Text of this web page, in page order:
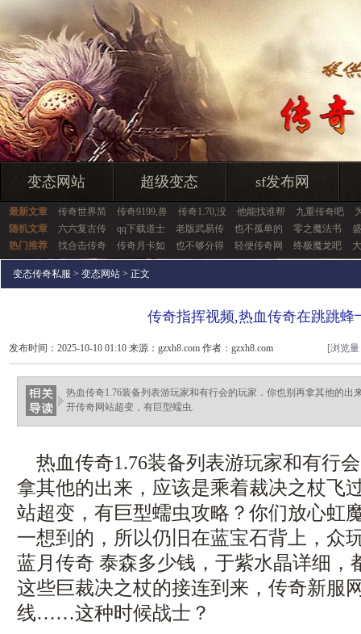
变态网站 超级变态 sf发布网
最新文章 传奇世界简 传奇9199,兽 传奇1.70,没 他能找谁帮 九重传奇吧
随机文章
六六复古传 qq下载道士 老版武易传 也不孤单的 零之魔法书
热门推荐
找合击传奇 传奇月卡如 也不够分得 轻便传奇网 终极魔龙吧
变态传奇私服 > 变态网站 > 正文
传奇指挥视频,热血传奇在跳跳蜂
发布时间：2025-10-10 01:10 来源：gzxh8.com 作者：gzxh8.com [浏览
热血传奇1.76装备列表游玩家和有行会的玩家．你也别再拿其他的出
开传奇网站超变，有巨型蠕虫.
热血传奇1.76装备列表游玩家和有行
拿其他的出来，应该是乘着裁决之杖飞
站超变，有巨型蠕虫攻略？你们放心虹
一想到的，所以仍旧在蓝宝石背上，众
蓝月传奇 泰森多少钱，于紫水晶详细，
这些巨裁决之杖的接连到来，传奇新服
线……这种时候战士？